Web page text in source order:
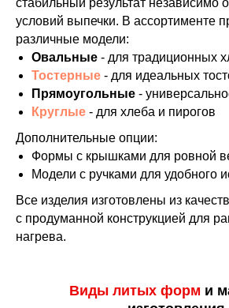
стабильный результат независимо
условий выпечки. В ассортименте
различные модели:
Овальные - для традиционных
Тостерные - для идеальных
Прямоугольные -
Круглые - для хлеба и пирогов
Дополнительные опции:
Формы с крышками для ровной
Модели с ручками для удобного
Все изделия изготовлены из
с продуманной конструкцией для
нагрева.
Виды литых форм и